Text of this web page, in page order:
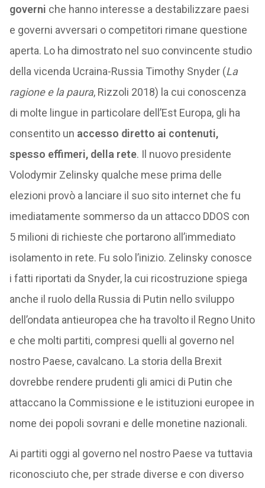
governi che hanno interesse a destabilizzare paesi
e governi avversari o competitori rimane questione
aperta. Lo ha dimostrato nel suo convincente studio
della vicenda Ucraina-Russia Timothy Snyder (La
ragione e la paura, Rizzoli 2018) la cui conoscenza
di molte lingue in particolare dell’Est Europa, gli ha
consentito un accesso diretto ai contenuti,
spesso effimeri, della rete. Il nuovo presidente
Volodymir Zelinsky qualche mese prima delle
elezioni provò a lanciare il suo sito internet che fu
imediatamente sommerso da un attacco DDOS con
5 milioni di richieste che portarono all’immediato
isolamento in rete. Fu solo l’inizio. Zelinsky conosce
i fatti riportati da Snyder, la cui ricostruzione spiega
anche il ruolo della Russia di Putin nello sviluppo
dell’ondata antieuropea che ha travolto il Regno Unito
e che molti partiti, compresi quelli al governo nel
nostro Paese, cavalcano. La storia della Brexit
dovrebbe rendere prudenti gli amici di Putin che
attaccano la Commissione e le istituzioni europee in
nome dei popoli sovrani e delle monetine nazionali.
Ai partiti oggi al governo nel nostro Paese va tuttavia
riconosciuto che, per strade diverse e con diverso